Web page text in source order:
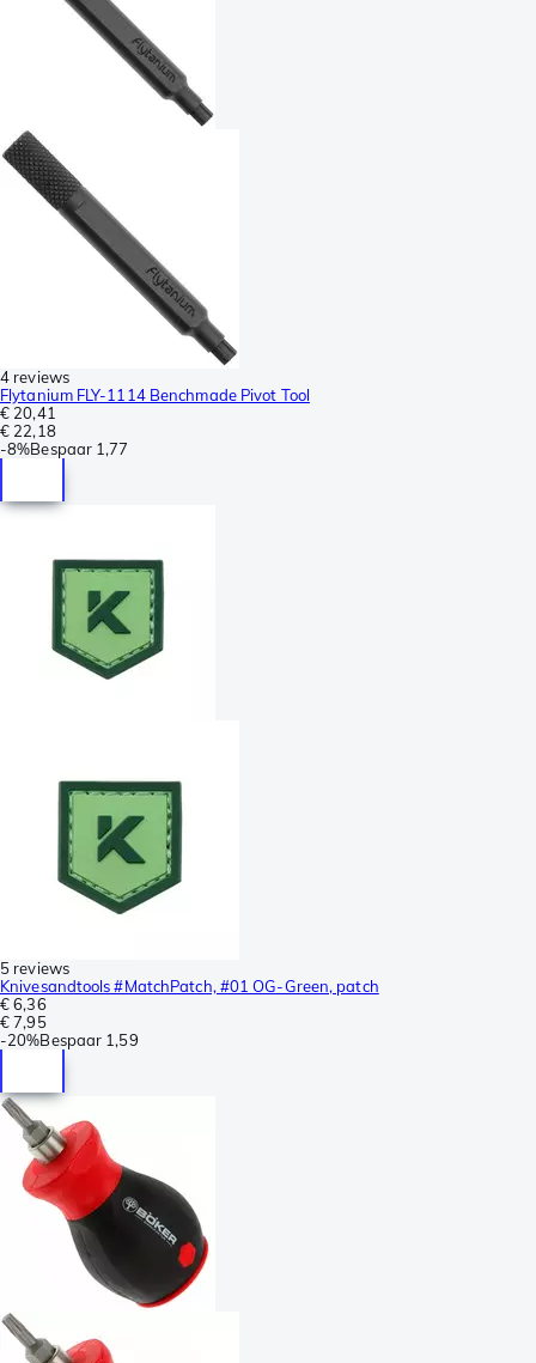
4 reviews
Flytanium FLY-1114 Benchmade Pivot Tool
€ 20,41
€ 22,18
-8%Bespaar 1,77
5 reviews
Knivesandtools #MatchPatch, #01 OG-Green, patch
€ 6,36
€ 7,95
-20%Bespaar 1,59